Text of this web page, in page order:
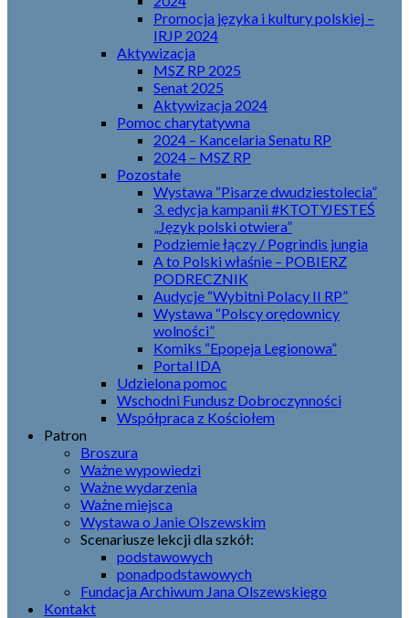
Promocja języka i kultury polskiej –
IRJP 2024
Aktywizacja
MSZ RP 2025
Senat 2025
Aktywizacja 2024
Pomoc charytatywna
2024 – Kancelaria Senatu RP
2024 – MSZ RP
Pozostałe
Wystawa “Pisarze dwudziestolecia”
3. edycja kampanii #KTOTYJESTEŚ
„Język polski otwiera”
Podziemie łączy / Pogrindis jungia
A to Polski właśnie – POBIERZ
PODRECZNIK
Audycje “Wybitni Polacy II RP”
Wystawa “Polscy orędownicy
wolności”
Komiks “Epopeja Legionowa”
Portal IDA
Udzielona pomoc
Wschodni Fundusz Dobroczynności
Współpraca z Kościołem
Patron
Broszura
Ważne wypowiedzi
Ważne wydarzenia
Ważne miejsca
Wystawa o Janie Olszewskim
Scenariusze lekcji dla szkół:
podstawowych
ponadpodstawowych
Fundacja Archiwum Jana Olszewskiego
Kontakt